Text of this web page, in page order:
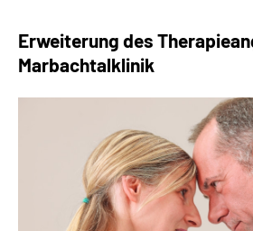
Erweiterung des
Marbachtalklinik